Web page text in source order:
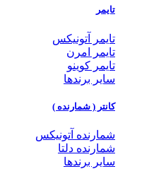
تایمر
تایمر آتونیکس
تایمر امرن
تایمر کوینو
سایر برندها
کانتر ( شمارنده )
شمارنده آتونیکس
شمارنده دلتا
سایر برندها